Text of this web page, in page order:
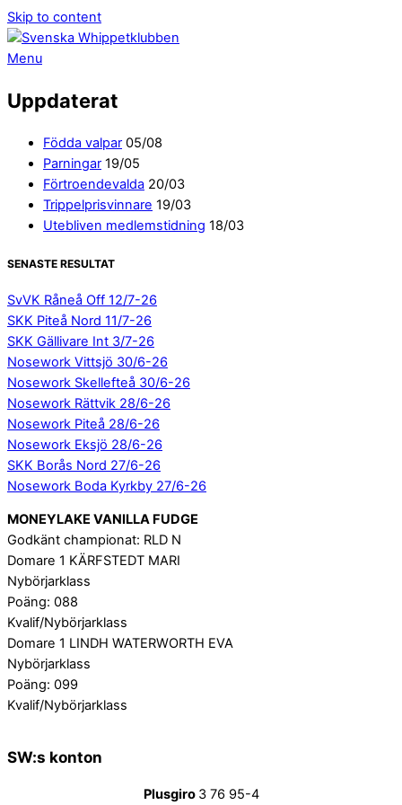
Skip to content
Menu
Uppdaterat
Födda valpar 05/08
Parningar 19/05
Förtroendevalda 20/03
Trippelprisvinnare 19/03
Utebliven medlemstidning 18/03
SENASTE RESULTAT
SvVK Råneå Off 12/7-26
SKK Piteå Nord 11/7-26
SKK Gällivare Int 3/7-26
Nosework Vittsjö 30/6-26
Nosework Skellefteå 30/6-26
Nosework Rättvik 28/6-26
Nosework Piteå 28/6-26
Nosework Eksjö 28/6-26
SKK Borås Nord 27/6-26
Nosework Boda Kyrkby 27/6-26
MONEYLAKE VANILLA FUDGE
Godkänt championat: RLD N
Domare 1 KÄRFSTEDT MARI
Nybörjarklass
Poäng: 088
Kvalif/Nybörjarklass
Domare 1 LINDH WATERWORTH EVA
Nybörjarklass
Poäng: 099
Kvalif/Nybörjarklass
SW:s konton
Plusgiro 3 76 95-4